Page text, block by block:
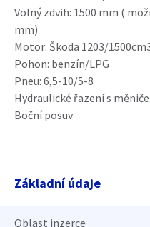
Volný zdvih: 1500 mm (
mm)
Motor: Škoda 1203/
Pohon: benzín/LPG
Pneu: 6,5-10/5-8
Hydraulické řazení s
Boční posuv
Základní údaje
Oblast inzerce